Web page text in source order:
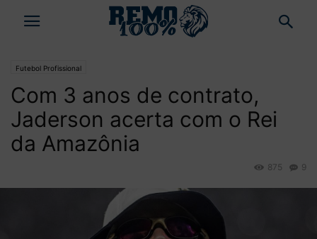
Futebol Profissional
Com 3 anos de contrato,
Jaderson acerta com o Rei
da Amazônia
9
875